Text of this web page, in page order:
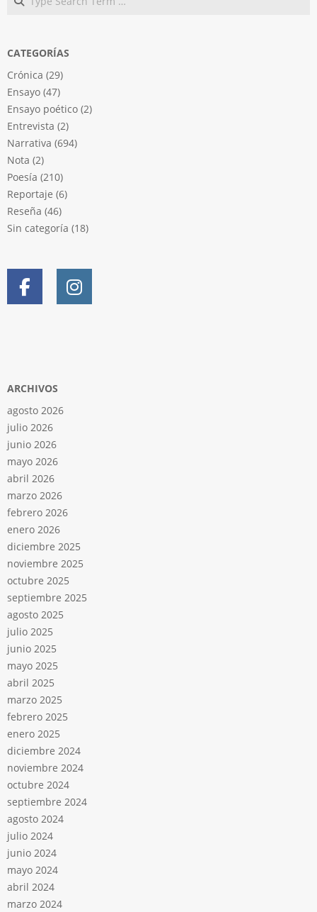
CATEGORÍAS
Crónica (29)
Ensayo (47)
Ensayo poético (2)
Entrevista (2)
Narrativa (694)
Nota (2)
Poesía (210)
Reportaje (6)
Reseña (46)
Sin categoría (18)
ARCHIVOS
agosto 2026
julio 2026
junio 2026
mayo 2026
abril 2026
marzo 2026
febrero 2026
enero 2026
diciembre 2025
noviembre 2025
octubre 2025
septiembre 2025
agosto 2025
julio 2025
junio 2025
mayo 2025
abril 2025
marzo 2025
febrero 2025
enero 2025
diciembre 2024
noviembre 2024
octubre 2024
septiembre 2024
agosto 2024
julio 2024
junio 2024
mayo 2024
abril 2024
marzo 2024